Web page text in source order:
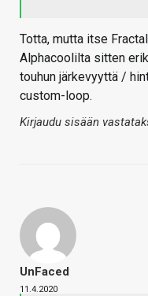
Totta, mutta itse
Alphacoolilta sitten
touhun järkevyyttä /
custom-loop.
Kirjaudu sisään
UnFaced
11.4.2020